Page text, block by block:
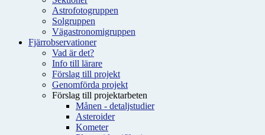
Astrofotogruppen
Solgruppen
Vägastronomigruppen
Fjärrobservationer
Vad är det?
Info till lärare
Förslag till projekt
Genomförda projekt
Förslag till projektarbeten
Månen - detaljstudier
Asteroider
Kometer